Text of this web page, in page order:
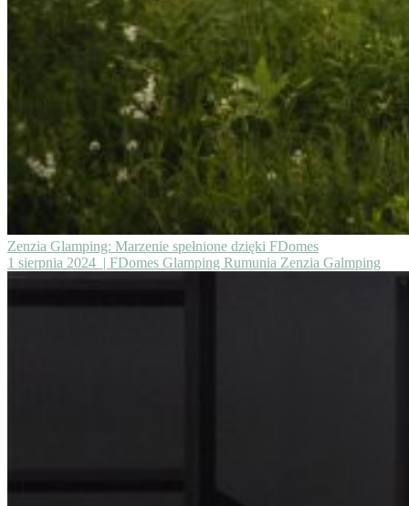
Zenzia Glamping: Marzenie spełnione dzięki FDomes
1 sierpnia 2024 | FDomes Glamping Rumunia Zenzia Galmping